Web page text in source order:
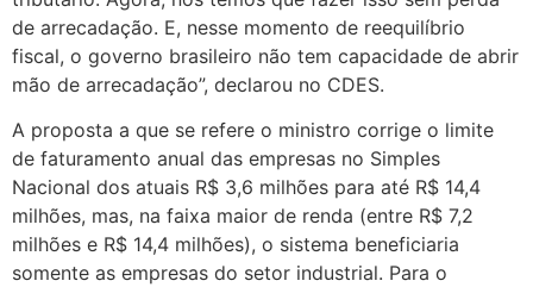
de arrecadação. E, nesse momento de reequilíbrio
fiscal, o governo brasileiro não tem capacidade de abrir
mão de arrecadação”, declarou no CDES.
A proposta a que se refere o ministro corrige o limite
de faturamento anual das empresas no Simples
Nacional dos atuais R$ 3,6 milhões para até R$ 14,4
milhões, mas, na faixa maior de renda (entre R$ 7,2
milhões e R$ 14,4 milhões), o sistema beneficiaria
somente as empresas do setor industrial. Para o